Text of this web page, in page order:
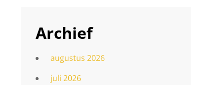
Archief
augustus 2026
juli 2026